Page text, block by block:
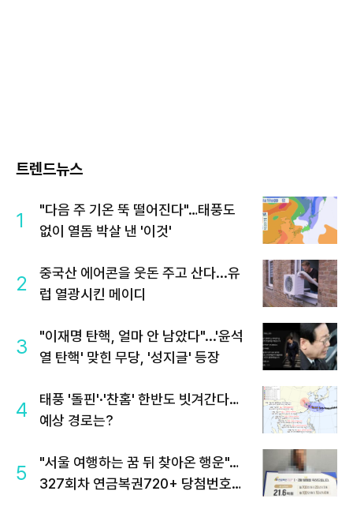
트렌드뉴스
1
"다음 주 기온 뚝 떨어진다"…태풍도
없이 열돔 박살 낸 '이것'
2
중국산 에어콘을 웃돈 주고 산다...유
럽 열광시킨 메이디
3
"이재명 탄핵, 얼마 안 남았다"...'윤석
열 탄핵' 맞힌 무당, '성지글' 등장
4
태풍 '돌핀'·'찬홈' 한반도 빗겨간다…
예상 경로는?
5
"서울 여행하는 꿈 뒤 찾아온 행운"…
327회차 연금복권720+ 당첨번호조